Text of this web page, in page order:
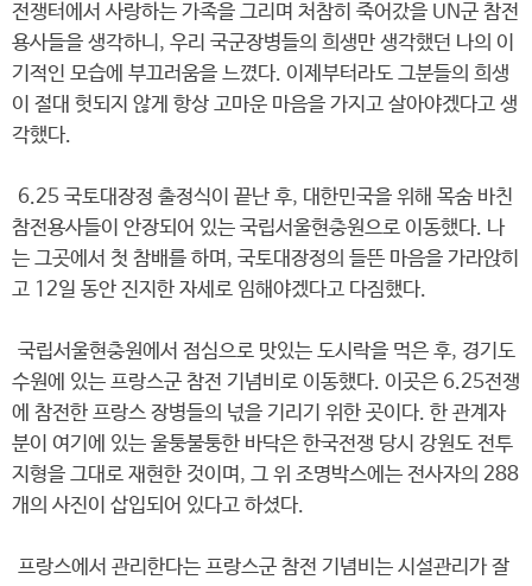
전쟁터에서 사랑하는 가족을 그리며 처참히 죽어갔을 UN군 참전
용사들을 생각하니, 우리 국군장병들의 희생만 생각했던 나의 이
기적인 모습에 부끄러움을 느꼈다. 이제부터라도 그분들의 희생
이 절대 헛되지 않게 항상 고마운 마음을 가지고 살아야겠다고 생
각했다.
6.25 국토대장정 출정식이 끝난 후, 대한민국을 위해 목숨 바친
참전용사들이 안장되어 있는 국립서울현충원으로 이동했다. 나
는 그곳에서 첫 참배를 하며, 국토대장정의 들뜬 마음을 가라앉히
고 12일 동안 진지한 자세로 임해야겠다고 다짐했다.
국립서울현충원에서 점심으로 맛있는 도시락을 먹은 후, 경기도
수원에 있는 프랑스군 참전 기념비로 이동했다. 이곳은 6.25전쟁
에 참전한 프랑스 장병들의 넋을 기리기 위한 곳이다. 한 관계자
분이 여기에 있는 울퉁불퉁한 바닥은 한국전쟁 당시 강원도 전투
지형을 그대로 재현한 것이며, 그 위 조명박스에는 전사자의 288
개의 사진이 삽입되어 있다고 하셨다.
프랑스에서 관리한다는 프랑스군 참전 기념비는 시설관리가 잘